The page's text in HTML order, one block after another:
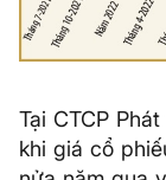
Tại CTCP
khi giá cổ